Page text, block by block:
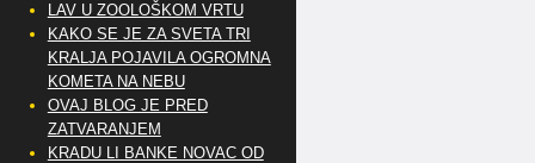
LAV U ZOOLOŠKOM VRTU
KAKO SE JE ZA SVETA TRI
KRALJA POJAVILA OGROMNA
KOMETA NA NEBU
OVAJ BLOG JE PRED
ZATVARANJEM
KRADU LI BANKE NOVAC OD